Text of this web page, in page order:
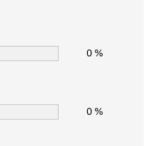
0 %
0 %